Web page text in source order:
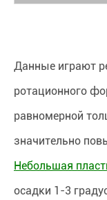
Данные играют
ротационного
равномерной
значительно
Небольшая
осадки 1-3